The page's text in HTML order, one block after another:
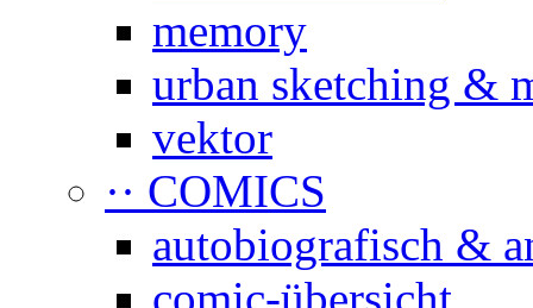
memory
urban sketching &
vektor
·· COMICS
autobiografisch &
comic-übersicht